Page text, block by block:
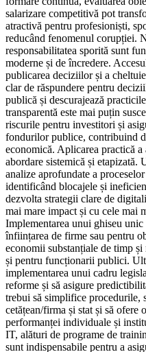
salarizare competitivă pot
atractivă pentru profesioniști,
reducând fenomenul corupției.
responsabilitatea sporită sunt
moderne și de încredere.
publicarea deciziilor și a
clar de răspundere pentru
publică și descurajează
transparentă este mai puțin
riscurile pentru investitori și
fondurilor publice, contribuind
economică. Aplicarea practică a
abordare sistemică și etapizată.
analize aprofundate a
identificând blocajele și
dezvolta strategii clare de
mai mare impact și cu cele mai
Implementarea unui ghiseu
înființarea de firme sau pentru
economii substanțiale de timp și
și pentru funcționarii publici.
implementarea unui cadru
reforme și să asigure
trebui să simplifice procedurile,
cetățean/firma și stat și să ofere
performanței individuale și
IT, alături de programe de
sunt indispensabile pentru a